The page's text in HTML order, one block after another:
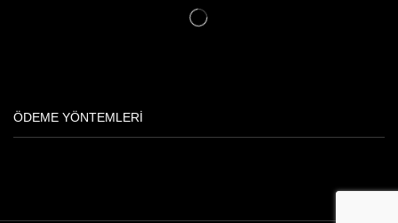
ÖDEME YÖNTEMLERI